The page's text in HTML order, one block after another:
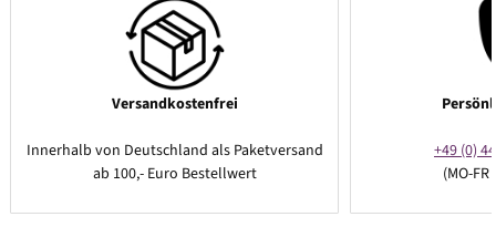
Versandkostenfrei
Innerhalb von Deutschland als Paketversand
ab 100,- Euro Bestellwert
+49 (0)
(MO-